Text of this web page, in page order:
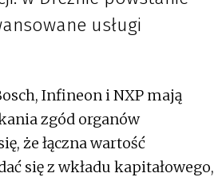
usługi
Infineon i NXP mają
zgód organów
że łączna wartość
się z wkładu kapitałowego,